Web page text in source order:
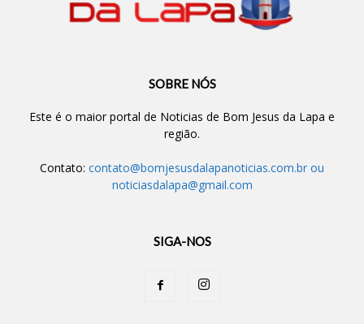
SOBRE NÓS
Este é o maior portal de Noticias de Bom Jesus da Lapa e
região.
Contato: contato@bomjesusdalapanoticias.com.br ou
noticiasdalapa@gmail.com
SIGA-NOS